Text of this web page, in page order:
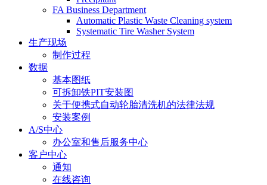
FA Business Department
Automatic Plastic Waste Cleaning system
Systematic Tire Washer System
生产现场
制作过程
数据
基本图纸
可拆卸铁PIT安装图
关于便携式自动轮胎清洗机的法律法规
安装案例
A/S中心
办公室和售后服务中心
客户中心
通知
在线咨询